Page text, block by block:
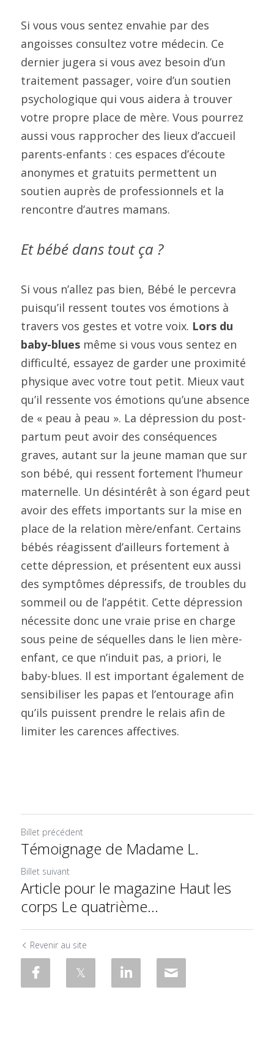
Si vous vous sentez envahie par des
angoisses consultez votre médecin. Ce
dernier jugera si vous avez besoin d’un
traitement passager, voire d’un soutien
psychologique qui vous aidera à trouver
votre propre place de mère. Vous pourrez
aussi vous rapprocher des lieux d’accueil
parents-enfants : ces espaces d’écoute
anonymes et gratuits permettent un
soutien auprès de professionnels et la
rencontre d’autres mamans.
Et bébé dans tout ça ?
Si vous n’allez pas bien, Bébé le percevra
puisqu’il ressent toutes vos émotions à
travers vos gestes et votre voix. Lors du
baby-blues même si vous vous sentez en
difficulté, essayez de garder une proximité
physique avec votre tout petit. Mieux vaut
qu’il ressente vos émotions qu’une absence
de « peau à peau ». La dépression du post-
partum peut avoir des conséquences
graves, autant sur la jeune maman que sur
son bébé, qui ressent fortement l’humeur
maternelle. Un désintérêt à son égard peut
avoir des effets importants sur la mise en
place de la relation mère/enfant. Certains
bébés réagissent d’ailleurs fortement à
cette dépression, et présentent eux aussi
des symptômes dépressifs, de troubles du
sommeil ou de l’appétit. Cette dépression
nécessite donc une vraie prise en charge
sous peine de séquelles dans le lien mère-
enfant, ce que n’induit pas, a priori, le
baby-blues. Il est important également de
sensibiliser les papas et l’entourage afin
qu’ils puissent prendre le relais afin de
limiter les carences affectives.
Billet précédent
Témoignage de Madame L.
Billet suivant
Article pour le magazine Haut les
corps Le quatrième...
Revenir au site